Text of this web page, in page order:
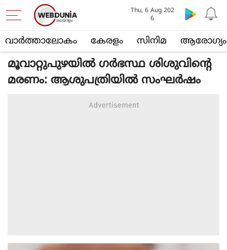
വാര്‍ത്താലോകം കേരളം സിനിമ ആരോഗ്യം
Thu, 6 Aug 202
6
മൂവാറ്റുപുഴയില്‍ ഗര്‍ഭസ്ഥ ശിശുവിന്റെ
മരണം: ആശുപത്രിയില്‍ സംഘര്‍ഷം